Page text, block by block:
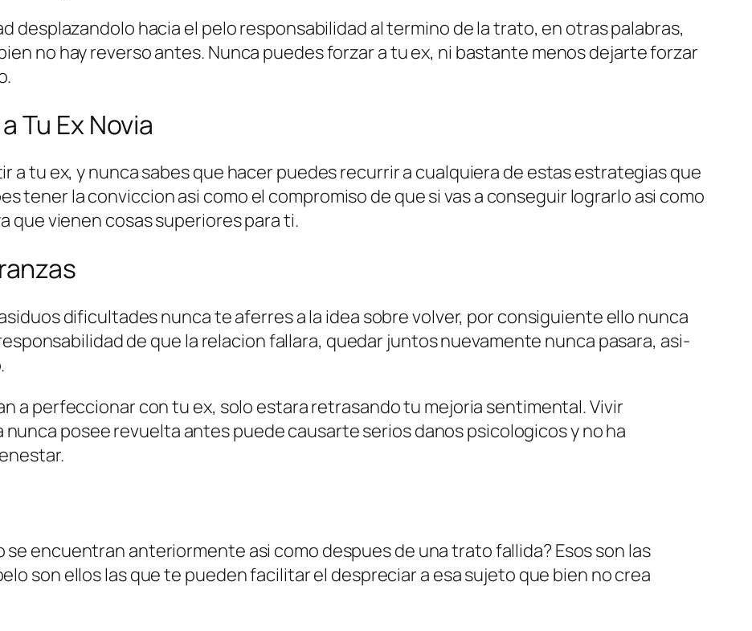
desplazandolo hacia el pelo responsabilidad al termino de la trato, en otras palabras,
no hay reverso antes. Nunca puedes forzar a tu ex, ni bastante menos dejarte forzar
Tu Ex Novia
a tu ex, y nunca sabes que hacer puedes recurrir a cualquiera de estas estrategi­as que
tener la conviccion asi­ como el compromiso de que si vas a conseguir lograrlo asi­ como
que vienen cosas superiores para ti.
dificultades nunca te aferres a la idea sobre volver, por consiguiente ello nunca
de que la relacion fallara, quedar juntos nuevamente nunca pasara, asi­
a perfeccionar con tu ex, solo estara retrasando tu mejoria sentimental. Vivir
posee revuelta antes puede causarte serios danos psicologicos y no ha
se encuentran anteriormente asi­ como despues de una trato fallida? Esos son las
son ellos las que te pueden facilitar el despreciar a esa sujeto que bien no crea